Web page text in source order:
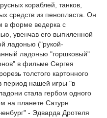
кораблей, танков,
средств из пенопласта. Он
в форме ведерка с
увенчав его выпиленной
ладонью ("рукой-
ладонью "горшковый"
в фильме Сергея
толстого картонного
период нашей игры "в
стала гербом одного
на планете Сатурн
- Эдварда Дротеля